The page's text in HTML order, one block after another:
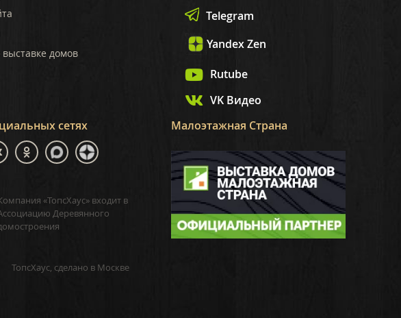
выставке домов
Telegram
Yandex Zen
Rutube
VK Видео
сетях
«ТопсХаус» входит в
Деревянного
ТопсХаус, сделано в Москве
Малоэтажная Страна